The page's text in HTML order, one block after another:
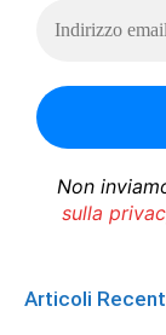
Non
sulla
Articoli